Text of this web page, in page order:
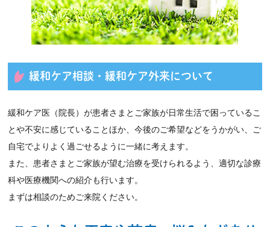
緩和ケア相談・緩和ケア外来について
緩和ケア医（院長）が患者さまとご家族が日常生活で困っているこ
とや不安に感じていることほか、今後のご希望などをうかがい、ご
自宅でよりよく過ごせるように一緒に考えます。
また、患者さまとご家族が望む治療を受けられるよう、適切な診療
科や医療機関への紹介も行います。
まずは相談のためご来院ください。